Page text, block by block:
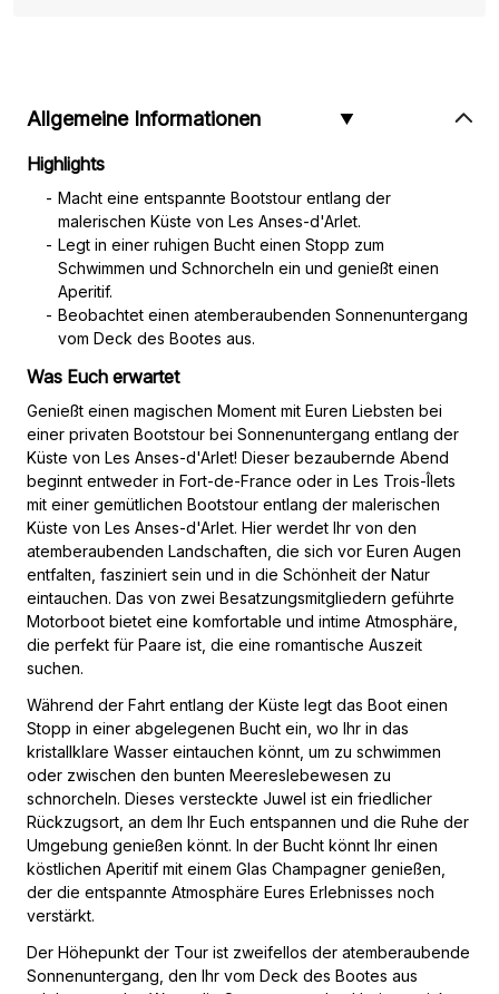
Allgemeine Informationen
Highlights
Macht eine entspannte Bootstour entlang der
malerischen Küste von Les Anses-d'Arlet.
Legt in einer ruhigen Bucht einen Stopp zum
Schwimmen und Schnorcheln ein und genießt einen
Aperitif.
Beobachtet einen atemberaubenden Sonnenuntergang
vom Deck des Bootes aus.
Was Euch erwartet
Genießt einen magischen Moment mit Euren Liebsten bei
einer privaten Bootstour bei Sonnenuntergang entlang der
Küste von Les Anses-d'Arlet! Dieser bezaubernde Abend
beginnt entweder in Fort-de-France oder in Les Trois-Îlets
mit einer gemütlichen Bootstour entlang der malerischen
Küste von Les Anses-d'Arlet. Hier werdet Ihr von den
atemberaubenden Landschaften, die sich vor Euren Augen
entfalten, fasziniert sein und in die Schönheit der Natur
eintauchen. Das von zwei Besatzungsmitgliedern geführte
Motorboot bietet eine komfortable und intime Atmosphäre,
die perfekt für Paare ist, die eine romantische Auszeit
suchen.
Während der Fahrt entlang der Küste legt das Boot einen
Stopp in einer abgelegenen Bucht ein, wo Ihr in das
kristallklare Wasser eintauchen könnt, um zu schwimmen
oder zwischen den bunten Meereslebewesen zu
schnorcheln. Dieses versteckte Juwel ist ein friedlicher
Rückzugsort, an dem Ihr Euch entspannen und die Ruhe der
Umgebung genießen könnt. In der Bucht könnt Ihr einen
köstlichen Aperitif mit einem Glas Champagner genießen,
der die entspannte Atmosphäre Eures Erlebnisses noch
verstärkt.
Der Höhepunkt der Tour ist zweifellos der atemberaubende
Sonnenuntergang, den Ihr vom Deck des Bootes aus